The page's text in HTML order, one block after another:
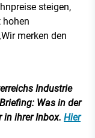
steigen,
hohen
merken den
Industrie
Was in der
in ihrer Inbox. Hier